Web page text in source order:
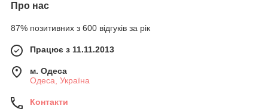
Про нас
87% позитивних з 600 відгуків за рік
Працює з 11.11.2013
м. Одеса
Одеса, Україна
Контакти